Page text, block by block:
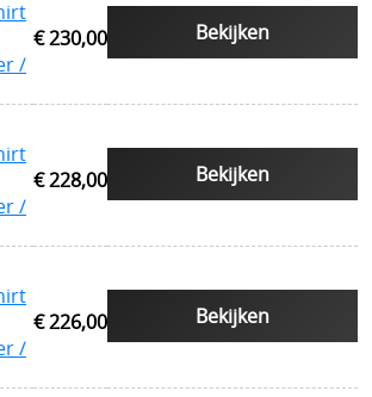
Bescherming tegen slangen
pakketten voor in kogel en
Geschenkideeën
- FAQ - Vragen en antwoorden
/
€ 230,00 Bekijken
/
€ 228,00 Bekijken
/
€ 226,00 Bekijken